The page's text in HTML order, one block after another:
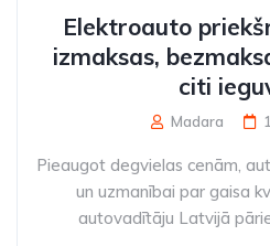
Elektroauto
izmaksas,
citi
Madara
Pieaugot degvielas cenām,
un uzmanībai par gaisa
autovadītāju Latvijā